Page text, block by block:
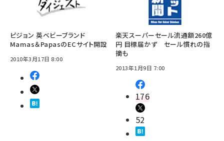
ピジョン 英ベビーブランド
Mamas＆PapasのECサイト開設
2010年3月17日 8:00
楽天スーパーセール流通額260億
円 目標届かず セール慣れの指
摘も
2013年1月9日 7:00
176
52